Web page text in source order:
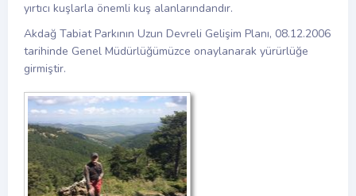
yırtıcı kuşlarla önemli kuş alanlarındandır.
Akdağ Tabiat Parkının Uzun Devreli Gelişim Planı, 08.12.2006
tarihinde Genel Müdürlüğümüzce onaylanarak yürürlüğe
girmiştir.